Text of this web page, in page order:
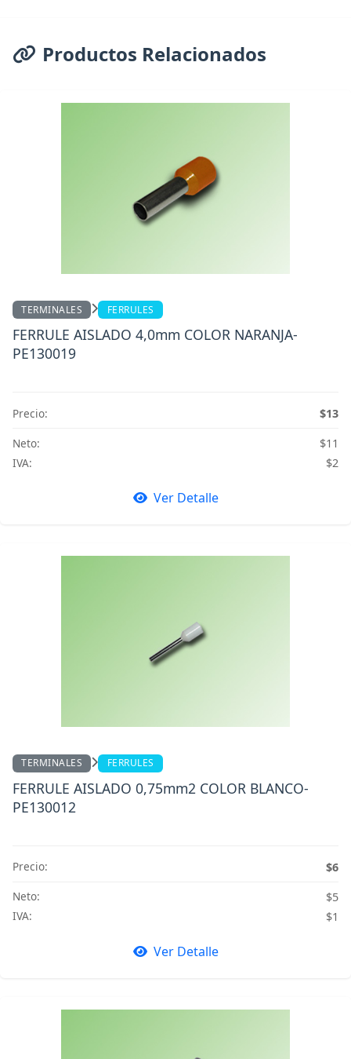
Productos Relacionados
TERMINALES FERRULES
FERRULE AISLADO 4,0mm COLOR NARANJA-
PE130019
Precio:
$13
Neto:
$11
IVA:
$2
Ver Detalle
TERMINALES FERRULES
FERRULE AISLADO 0,75mm2 COLOR BLANCO-
PE130012
Precio:
$6
Neto:
$5
IVA:
$1
Ver Detalle